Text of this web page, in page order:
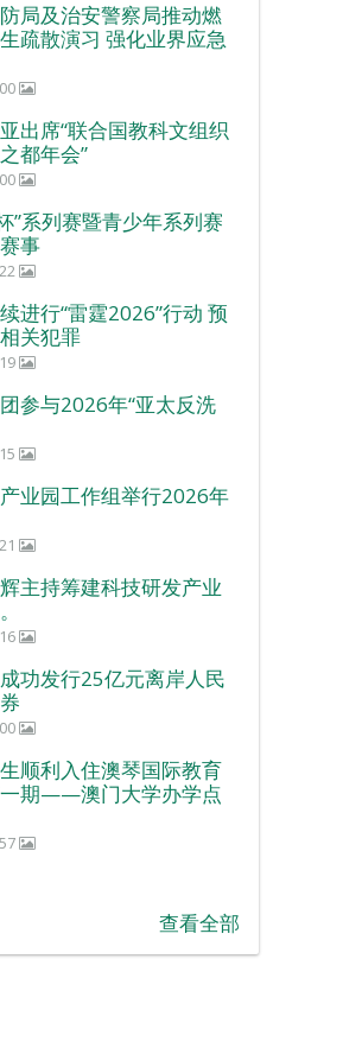
局及治安警察局推动燃
疏散演习 强化业界应急
出席“联合国教科文组织
都年会”
”系列赛暨青少年系列赛
事
进行“雷霆2026”行动 预
关犯罪
参与2026年“亚太反洗
业园工作组举行2026年
主持筹建科技研发产业
功发行25亿元离岸人民
顺利入住澳琴国际教育
一期——澳门大学办学点
查看全部